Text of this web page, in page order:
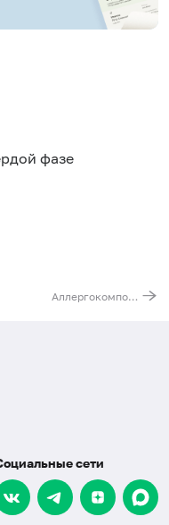
фазе
Аллергокомпонент f426 - треска rGad c 1, IgE (ImmunoCAP)
сети